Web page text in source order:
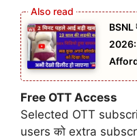
Free OTT Access
Selected OTT
users को extra